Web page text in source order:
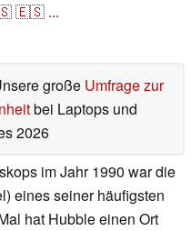
🇪🇸 ...
große Umfrage zur
bei Laptops und
2026
im Jahr 1990 war die
eines seiner häufigsten
hat Hubble einen Ort